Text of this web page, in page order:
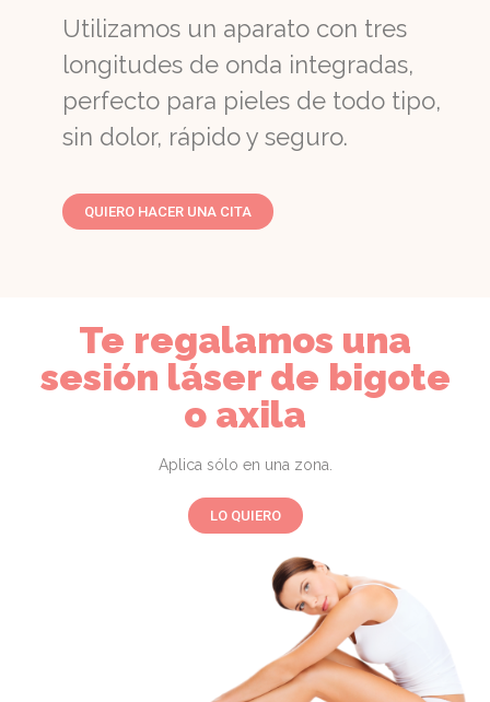
Utilizamos un aparato con tres
longitudes de onda integradas,
perfecto para pieles de todo tipo,
sin dolor, rápido y seguro.
QUIERO HACER UNA CITA
Te regalamos una
sesión láser de bigote
o axila
Aplica sólo en una zona.
LO QUIERO